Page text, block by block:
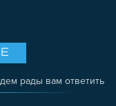
рады вам ответить